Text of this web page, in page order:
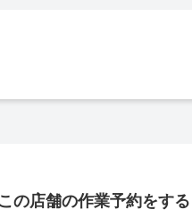
この店舗の作業予約をする